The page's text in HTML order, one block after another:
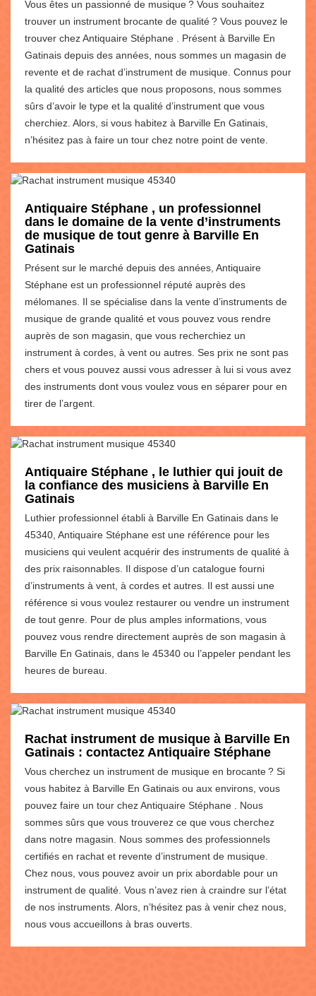
Vous êtes un passionné de musique ? Vous souhaitez
trouver un instrument brocante de qualité ? Vous pouvez le
trouver chez Antiquaire Stéphane . Présent à Barville En
Gatinais depuis des années, nous sommes un magasin de
revente et de rachat d’instrument de musique. Connus pour
la qualité des articles que nous proposons, nous sommes
sûrs d’avoir le type et la qualité d’instrument que vous
cherchiez. Alors, si vous habitez à Barville En Gatinais,
n’hésitez pas à faire un tour chez notre point de vente.
Antiquaire Stéphane , un professionnel
dans le domaine de la vente d’instruments
de musique de tout genre à Barville En
Gatinais
Présent sur le marché depuis des années, Antiquaire
Stéphane est un professionnel réputé auprès des
mélomanes. Il se spécialise dans la vente d’instruments de
musique de grande qualité et vous pouvez vous rendre
auprès de son magasin, que vous recherchiez un
instrument à cordes, à vent ou autres. Ses prix ne sont pas
chers et vous pouvez aussi vous adresser à lui si vous avez
des instruments dont vous voulez vous en séparer pour en
tirer de l’argent.
Antiquaire Stéphane , le luthier qui jouit de
la confiance des musiciens à Barville En
Gatinais
Luthier professionnel établi à Barville En Gatinais dans le
45340, Antiquaire Stéphane est une référence pour les
musiciens qui veulent acquérir des instruments de qualité à
des prix raisonnables. Il dispose d’un catalogue fourni
d’instruments à vent, à cordes et autres. Il est aussi une
référence si vous voulez restaurer ou vendre un instrument
de tout genre. Pour de plus amples informations, vous
pouvez vous rendre directement auprès de son magasin à
Barville En Gatinais, dans le 45340 ou l’appeler pendant les
heures de bureau.
Rachat instrument de musique à Barville En
Gatinais : contactez Antiquaire Stéphane
Vous cherchez un instrument de musique en brocante ? Si
vous habitez à Barville En Gatinais ou aux environs, vous
pouvez faire un tour chez Antiquaire Stéphane . Nous
sommes sûrs que vous trouverez ce que vous cherchez
dans notre magasin. Nous sommes des professionnels
certifiés en rachat et revente d’instrument de musique.
Chez nous, vous pouvez avoir un prix abordable pour un
instrument de qualité. Vous n’avez rien à craindre sur l’état
de nos instruments. Alors, n’hésitez pas à venir chez nous,
nous vous accueillons à bras ouverts.